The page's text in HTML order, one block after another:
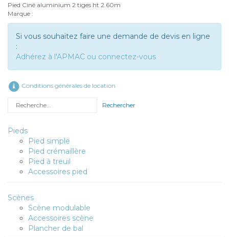
Pied Ciné aluminium 2 tiges ht 2.60m
Marque :
Si vous souhaitez faire une demande de devis en ligne
:
Adhérez à l'APMAC ou connectez-vous
Conditions générales de location
Rechercher
Pieds
Pied simple
Pied crémaillère
Pied à treuil
Accessoires pied
Scènes
Scène modulable
Accessoires scène
Plancher de bal